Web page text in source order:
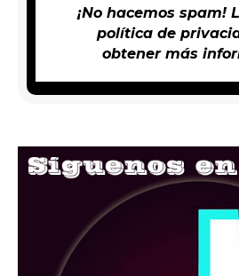
¡No hacemos spam!
política de
obtener más